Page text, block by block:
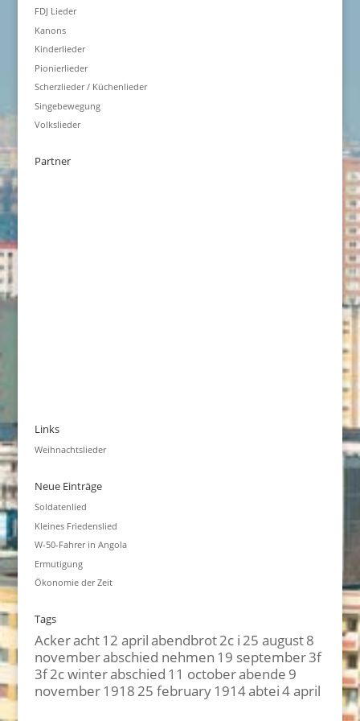
FDJ Lieder
Kanons
Kinderlieder
Pionierlieder
Scherzlieder / Küchenlieder
Singebewegung
Volkslieder
Partner
Links
Weihnachtslieder
Neue Einträge
Soldatenlied
Kleines Friedenslied
W-50-Fahrer in Angola
Ermutigung
Ökonomie der Zeit
Tags
Ackeracht12 aprilabendbrot2c i25 august8
novemberabschied nehmen 19 september3f
3f2c winterabschied 11 octoberabende 9
november191825 february1914abtei4 april